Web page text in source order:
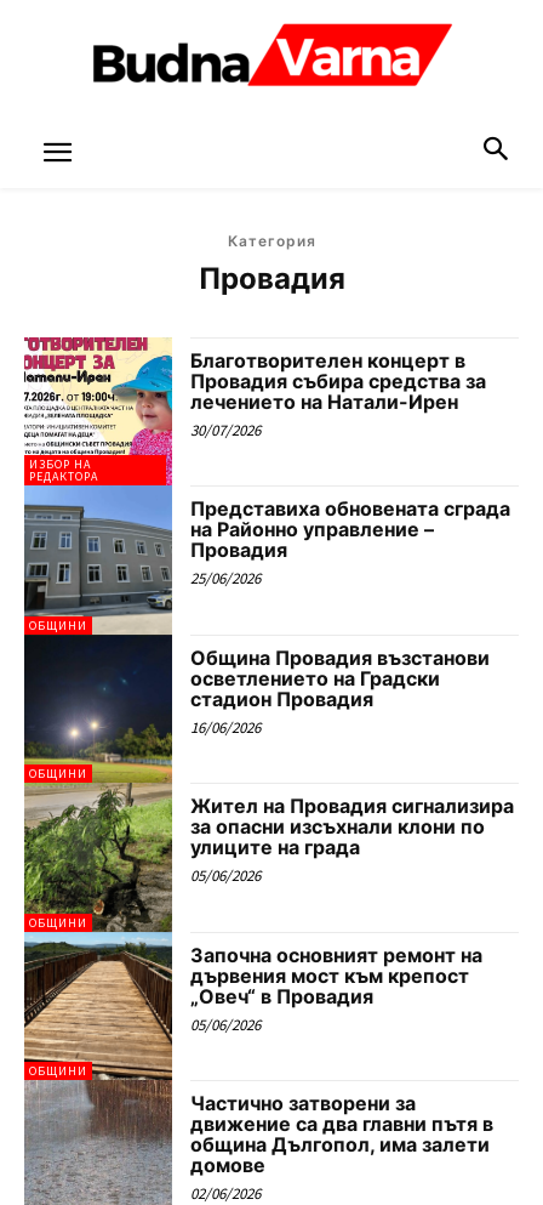
Категория
Провадия
ИЗБОР НА
РЕДАКТОРА
Благотворителен концерт в
Провадия събира средства за
лечението на Натали-Ирен
30/07/2026
ОБЩИНИ
Представиха обновената сграда
на Районно управление –
Провадия
25/06/2026
ОБЩИНИ
Община Провадия възстанови
осветлението на Градски
стадион Провадия
16/06/2026
ОБЩИНИ
Жител на Провадия сигнализира
за опасни изсъхнали клони по
улиците на града
05/06/2026
ОБЩИНИ
Започна основният ремонт на
дървения мост към крепост
„Овеч“ в Провадия
05/06/2026
Частично затворени за
движение са два главни пътя в
община Дългопол, има залети
домове
02/06/2026